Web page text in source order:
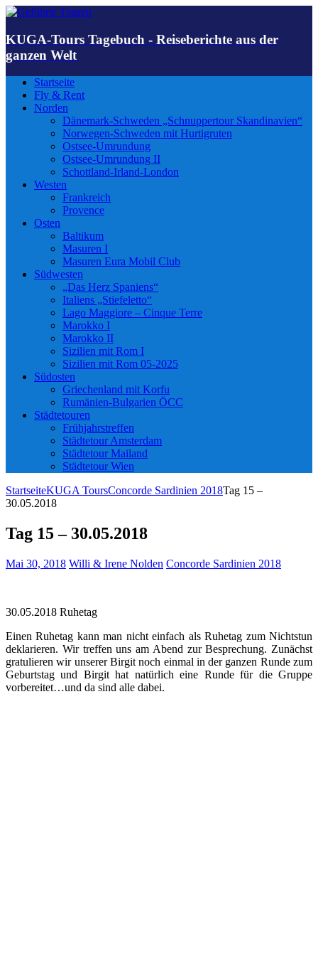
KUGA-Tours Tagebuch - Reiseberichte aus der
ganzen Welt
Startseite
Fly & Rent
Norden
Dänemark-Schweden „Schnuppertour Skandinavien“
Norwegen-Schweden mit Hurtigruten
Ostsee-Umrundung
Ostsee-Umrundung II
Schottland-Irland-London
Westen
Frankreich
Provence
Osten
Baltikum
Masuren I
Masuren Eura Mobil Club
Südwesten
„Das Herz Spaniens“
Italiens „Stiefeletto“
Lago Maggiore – Cinque Terre
Marokko I
Marokko II
Sizilien mit Rom I
Sizilien mit Rom 05-2025
Südosten
Griechenland mit Korfu
Rumänien-Bulgarien ÖCC
Städtetouren
Frühjahrstreffen
Städtetour Amsterdam
Städtetour Mailand
Städtetour Wien
StartseiteKUGA ToursConcorde Sardinien 2018Tag 15 –
30.05.2018
Tag 15 – 30.05.2018
Mai 30, 2018 Willi & Irene Nolden Concorde Sardinien 2018
30.05.2018 Ruhetag
Einen Ruhetag kann man nicht einfach als Ruhetag zum Nichtstun
deklarieren. Wir treffen uns am Abend zur Besprechung. Zunächst
gratulieren wir unserer Birgit noch einmal in der ganzen Runde zum
Geburtstag und Birgit hat natürlich eine Runde für die Gruppe
vorbereitet…und da sind alle dabei.